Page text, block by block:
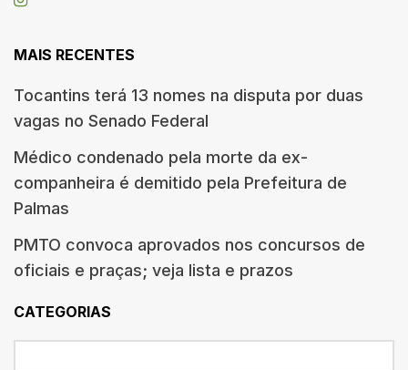
MAIS RECENTES
Tocantins terá 13 nomes na disputa por duas
vagas no Senado Federal
Médico condenado pela morte da ex-
companheira é demitido pela Prefeitura de
Palmas
PMTO convoca aprovados nos concursos de
oficiais e praças; veja lista e prazos
CATEGORIAS